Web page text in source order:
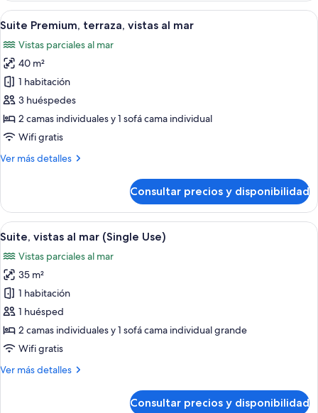
vistas
al
(Superior)
Abrir
todas
las
fotos
de
Suite
Premium,
terraza,
al
Un jacuzzi y sillones de descanso en
9
Suite Premium, terraza, vistas al mar
Vistas parciales al mar
40 m²
1 habitación
3 huéspedes
2 camas individuales y 1 sofá cama individual
Wifi gratis
Ver más detalles
Más
Premium,
terraza,
vistas
mar
Consultar precios y disponibilidad
Abrir
todas
las
fotos
de
Suite,
vistas
al
(Single
Habitación de hotel con una cama
5
Suite, vistas al mar (Single Use)
Vistas parciales al mar
35 m²
1 habitación
1 huésped
2 camas individuales y 1 sofá cama individual grande
Wifi gratis
Ver más detalles
Más
Consultar precios y disponibilidad